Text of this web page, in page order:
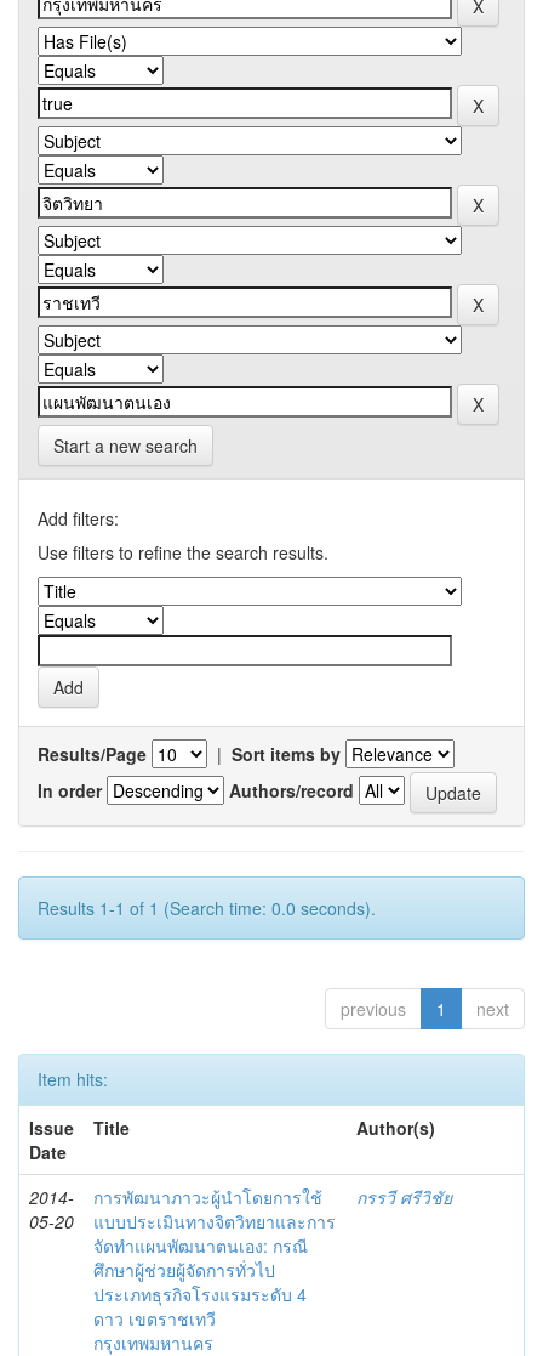
Start a new search
Add filters:
Use filters to refine the search results.
Results/Page | Sort items by
In order
Authors/record
Results 1-1 of 1 (Search time: 0.0 seconds).
previous 1 next
Item hits:
Issue
Date
Title Author(s)
2014-
05-20
การพัฒนาภาวะผู้นำโดยการใช้
แบบประเมินทางจิตวิทยาและการ
จัดทำแผนพัฒนาตนเอง: กรณี
ศึกษาผู้ช่วยผู้จัดการทั่วไป
ประเภทธุรกิจโรงแรมระดับ 4
ดาว เขตราชเทวี
กรุงเทพมหานคร
กรรวี ศรีวิชัย